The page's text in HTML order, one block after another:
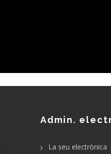
Admin.
La seu electrònica